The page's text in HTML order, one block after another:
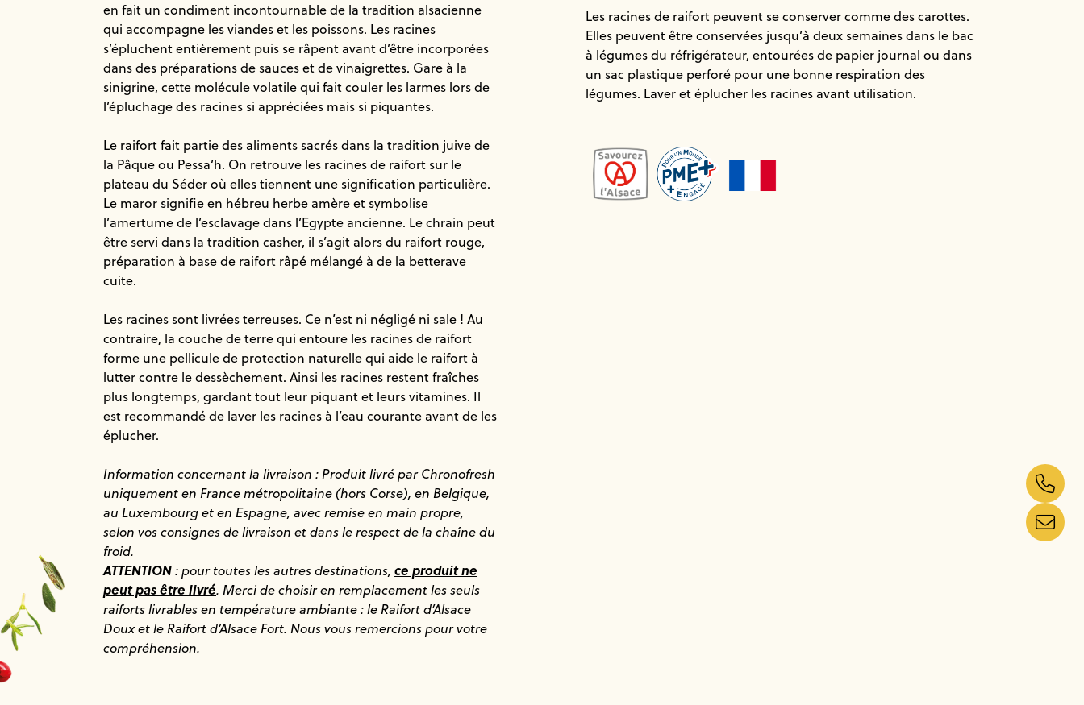
en fait un condiment incontournable de la tradition alsacienne
qui accompagne les viandes et les poissons. Les racines
s’épluchent entièrement puis se râpent avant d’être incorporées
dans des préparations de sauces et de vinaigrettes. Gare à la
sinigrine, cette molécule volatile qui fait couler les larmes lors de
l’épluchage des racines si appréciées mais si piquantes.
Le raifort fait partie des aliments sacrés dans la tradition juive de
la Pâque ou Pessa’h. On retrouve les racines de raifort sur le
plateau du Séder où elles tiennent une signification particulière.
Le maror signifie en hébreu herbe amère et symbolise
l’amertume de l’esclavage dans l’Egypte ancienne. Le chrain peut
être servi dans la tradition casher, il s’agit alors du raifort rouge,
préparation à base de raifort râpé mélangé à de la betterave
cuite.
Les racines sont livrées terreuses. Ce n’est ni négligé ni sale ! Au
contraire, la couche de terre qui entoure les racines de raifort
forme une pellicule de protection naturelle qui aide le raifort à
lutter contre le dessèchement. Ainsi les racines restent fraîches
plus longtemps, gardant tout leur piquant et leurs vitamines. Il
est recommandé de laver les racines à l’eau courante avant de les
éplucher.
Information concernant la livraison : Produit livré par Chronofresh
uniquement en France métropolitaine (hors Corse), en Belgique,
au Luxembourg et en Espagne, avec remise en main propre,
selon vos consignes de livraison et dans le respect de la chaîne du
froid.
ATTENTION: pour toutes les autres destinations, ce produit ne
peut pas être livré. Merci de choisir en remplacement les seuls
raiforts livrables en température ambiante : leRaifort d’Alsace
Douxet leRaifort d’Alsace Fort. Nous vous remercions pour votre
compréhension.
Les racines de raifort peuvent se conserver comme des carottes.
Elles peuvent être conservées jusqu’à deux semaines dans le bac
à légumes du réfrigérateur, entourées de papier journal ou dans
un sac plastique perforé pour une bonne respiration des
légumes. Laver et éplucher les racines avant utilisation.